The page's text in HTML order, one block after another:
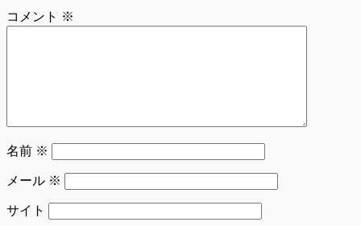
コメント ※
名前 ※
メール ※
サイト